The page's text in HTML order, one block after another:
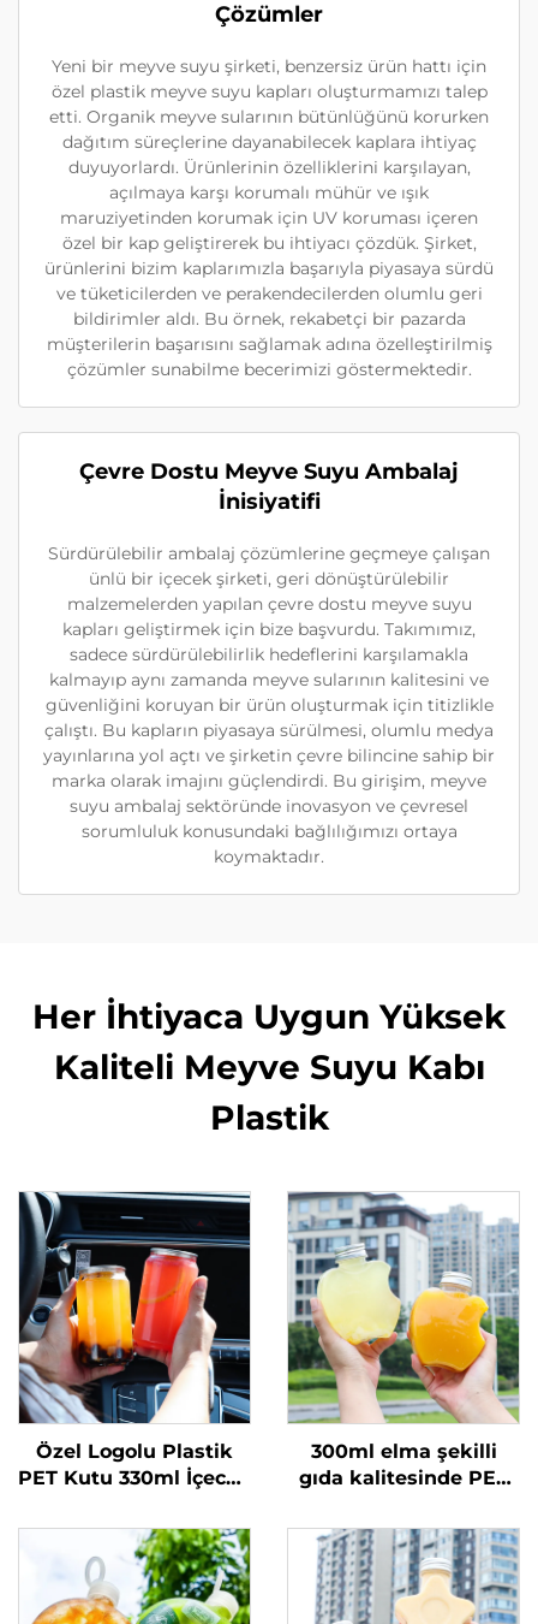
Çözümler
Yeni bir meyve suyu şirketi, benzersiz ürün hattı için
özel plastik meyve suyu kapları oluşturmamızı talep
etti. Organik meyve sularının bütünlüğünü korurken
dağıtım süreçlerine dayanabilecek kaplara ihtiyaç
duyuyorlardı. Ürünlerinin özelliklerini karşılayan,
açılmaya karşı korumalı mühür ve ışık
maruziyetinden korumak için UV koruması içeren
özel bir kap geliştirerek bu ihtiyacı çözdük. Şirket,
ürünlerini bizim kaplarımızla başarıyla piyasaya sürdü
ve tüketicilerden ve perakendecilerden olumlu geri
bildirimler aldı. Bu örnek, rekabetçi bir pazarda
müşterilerin başarısını sağlamak adına özelleştirilmiş
çözümler sunabilme becerimizi göstermektedir.
Çevre Dostu Meyve Suyu Ambalaj
İnisiyatifi
Sürdürülebilir ambalaj çözümlerine geçmeye çalışan
ünlü bir içecek şirketi, geri dönüştürülebilir
malzemelerden yapılan çevre dostu meyve suyu
kapları geliştirmek için bize başvurdu. Takımımız,
sadece sürdürülebilirlik hedeflerini karşılamakla
kalmayıp aynı zamanda meyve sularının kalitesini ve
güvenliğini koruyan bir ürün oluşturmak için titizlikle
çalıştı. Bu kapların piyasaya sürülmesi, olumlu medya
yayınlarına yol açtı ve şirketin çevre bilincine sahip bir
marka olarak imajını güçlendirdi. Bu girişim, meyve
suyu ambalaj sektöründe inovasyon ve çevresel
sorumluluk konusundaki bağlılığımızı ortaya
koymaktadır.
Her İhtiyaca Uygun Yüksek
Kaliteli Meyve Suyu Kabı
Plastik
Özel Logolu Plastik
PET Kutu 330ml İçecek
Şeffaf Gazoz Kutusu
300ml elma şekilli
gıda kalitesinde PET
ambalaj şişesi, meyve
suyu ve içecekler
taşıyabilir, yaratıcı
tasarım, çocuklara